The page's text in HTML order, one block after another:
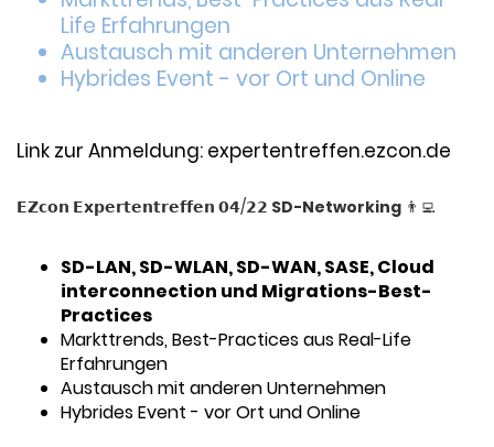
Life Erfahrungen
Austausch mit anderen Unternehmen
Hybrides Event - vor Ort und Online
Link zur Anmeldung: expertentreffen.ezcon.de
𝗘𝗭𝗰𝗼𝗻 𝗘𝘅𝗽𝗲𝗿𝘁𝗲𝗻𝘁𝗿𝗲𝗳𝗳𝗲𝗻 𝟬𝟰/𝟮𝟮 SD-Networking 👨‍💻
SD-LAN, SD-WLAN, SD-WAN, SASE, Cloud
interconnection und Migrations-Best-
Practices
Markttrends, Best-Practices aus Real-Life
Erfahrungen
Austausch mit anderen Unternehmen
Hybrides Event - vor Ort und Online